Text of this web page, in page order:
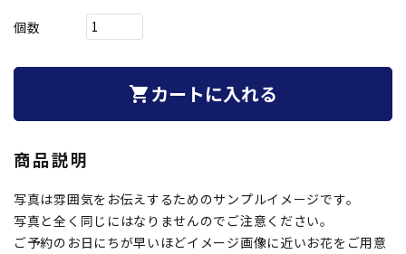
個数
shopping_cart カートに入れる
商品説明
写真は雰囲気をお伝えするためのサンプルイメージです。
写真と全く同じにはなりませんのでご注意ください。
ご予約のお日にちが早いほどイメージ画像に近いお花をご用意